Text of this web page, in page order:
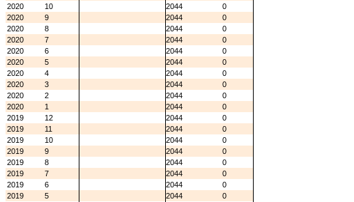
2020
10 2044
0
2020
9 2044
0
2020
8 2044
0
2020
7 2044
0
2020
6 2044
0
2020
5 2044
0
2020
4 2044
0
2020
3 2044
0
2020
2 2044
0
2020
1 2044
0
2019
12 2044
0
2019
11 2044
0
2019
10 2044
0
2019
9 2044
0
2019
8 2044
0
2019
7 2044
0
2019
6 2044
0
2019
5 2044
0